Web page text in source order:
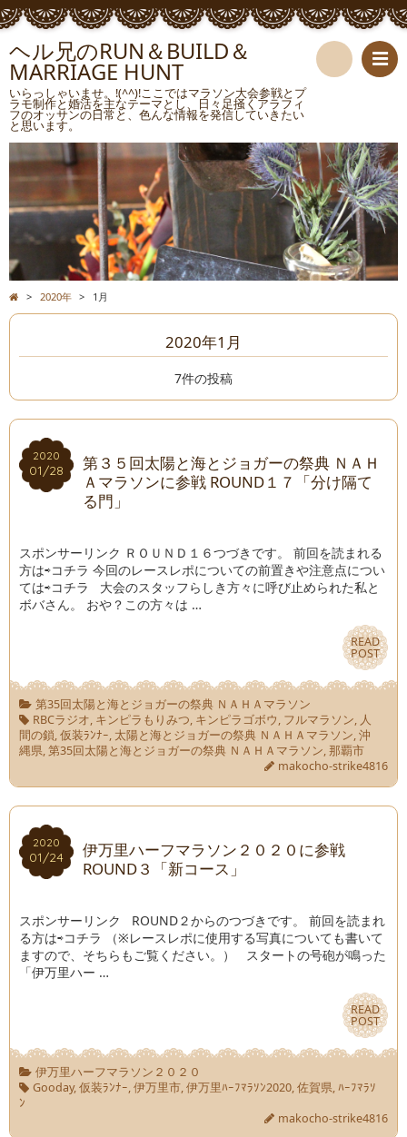
ヘル兄のRUN＆BUILD＆
MARRIAGE HUNT
いらっしゃいませ。!(^^)!ここではマラソン大会参戦とプ
ラモ制作と婚活を主なテーマとし、日々足掻くアラフィ
フのオッサンの日常と、色んな情報を発信していきたい
と思います。
> 2020年 > 1月
2020年1月
7件の投稿
2020
01/28
2020
01/28
第３５回太陽と海とジョガーの祭典 ＮＡＨ
Ａマラソンに参戦 ROUND１７「分け隔て
る門」
スポンサーリンク ＲＯＵＮＤ１６つづきです。 前回を読まれる
方は⇨コチラ 今回のレースレポについての前置きや注意点につい
ては⇨コチラ 大会のスタッフらしき方々に呼び止められた私と
ボバさん。 おや？この方々は …
READ
POST
READ
POST
第35回太陽と海とジョガーの祭典 ＮＡＨＡマラソン
RBCラジオ, キンピラもりみつ, キンピラゴボウ, フルマラソン, 人
間の鎖,仮装ﾗﾝﾅｰ, 太陽と海とジョガーの祭典 ＮＡＨＡマラソン,沖
縄県,第35回太陽と海とジョガーの祭典 ＮＡＨＡマラソン,那覇市
makocho-strike4816
2020
01/24
2020
01/24
伊万里ハーフマラソン２０２０に参戦
ROUND３「新コース」
スポンサーリンク ROUND２からのつづきです。 前回を読まれ
る方は⇨コチラ （※レースレポに使用する写真についても書いて
ますので、そちらもご覧ください。） スタートの号砲が鳴った
「伊万里ハー …
READ
POST
READ
POST
伊万里ハーフマラソン２０２０
Gooday,仮装ﾗﾝﾅｰ,伊万里市,伊万里ﾊｰﾌﾏﾗｿﾝ2020,佐賀県,ﾊｰﾌﾏﾗｿ
ﾝ
makocho-strike4816